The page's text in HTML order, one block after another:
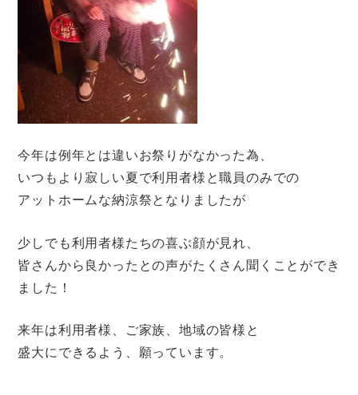
今年は例年とは違いお祭りがなかった為、
いつもより寂しい夏で利用者様と職員のみでの
アットホームな納涼祭となりましたが
少しでも利用者様たちの喜ぶ顔が見れ、
皆さんから良かったとの声がたくさん聞くことができ
ました！
来年は利用者様、ご家族、地域の皆様と
盛大にできるよう、願っています。